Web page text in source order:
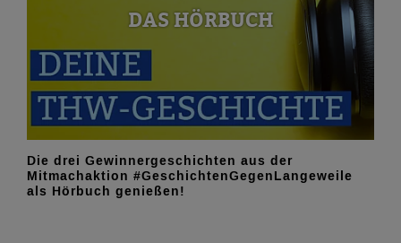
DAS HÖRBUCH
Die drei Gewinnergeschichten aus der
Mitmachaktion #GeschichtenGegenLangeweile
als Hörbuch genießen!